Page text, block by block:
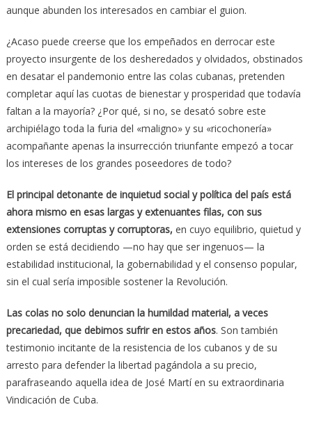
aunque abunden los interesados en cambiar el guion.
¿Acaso puede creerse que los empeñados en derrocar este
proyecto insurgente de los desheredados y olvidados, obstinados
en desatar el pandemonio entre las colas cubanas, pretenden
completar aquí las cuotas de bienestar y prosperidad que todavía
faltan a la mayoría? ¿Por qué, si no, se desató sobre este
archipiélago toda la furia del «maligno» y su «ricochonería»
acompañante apenas la insurrección triunfante empezó a tocar
los intereses de los grandes poseedores de todo?
El principal detonante de inquietud social y política del país está
ahora mismo en esas largas y extenuantes filas, con sus
extensiones corruptas y corruptoras, en cuyo equilibrio, quietud y
orden se está decidiendo —no hay que ser ingenuos— la
estabilidad institucional, la gobernabilidad y el consenso popular,
sin el cual sería imposible sostener la Revolución.
Las colas no solo denuncian la humildad material, a veces
precariedad, que debimos sufrir en estos años. Son también
testimonio incitante de la resistencia de los cubanos y de su
arresto para defender la libertad pagándola a su precio,
parafraseando aquella idea de José Martí en su extraordinaria
Vindicación de Cuba.